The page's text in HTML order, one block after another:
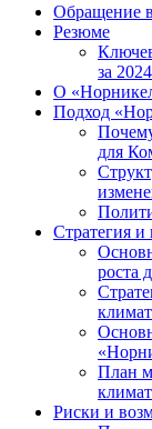
Обращение
Резюме
за
О
Подход
для
Стратегия и
роста
План
Риски и